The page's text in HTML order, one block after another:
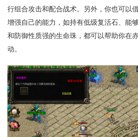
行组合攻击和配合战术。另外，你也可以
增强自己的能力，如持有低级复活石、能
和防御性质强的生命珠，都可以帮助你在
动。